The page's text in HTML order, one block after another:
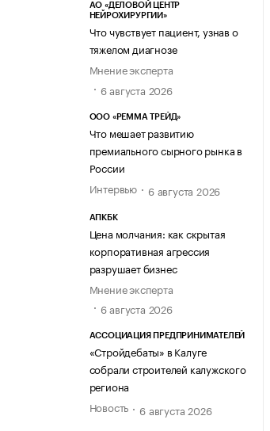
АО «ДЕЛОВОЙ ЦЕНТР
НЕЙРОХИРУРГИИ»
Что чувствует пациент, узнав о
тяжелом диагнозе
Мнение эксперта
6 августа 2026
ООО «РЕММА ТРЕЙД»
Что мешает развитию
премиального сырного рынка в
России
Интервью
6 августа 2026
АПКБК
Цена молчания: как скрытая
корпоративная агрессия
разрушает бизнес
Мнение эксперта
6 августа 2026
АССОЦИАЦИЯ ПРЕДПРИНИМАТЕЛЕЙ
«Стройдебаты» в Калуге
собрали строителей калужского
региона
Новость
6 августа 2026